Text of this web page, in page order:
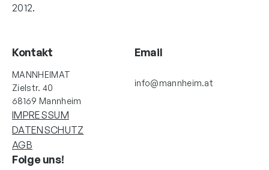
2012.
Kontakt
MANNHEIMAT
Zielstr. 40
68169 Mannheim
Email
info@mannheim.at
IMPRESSUM
DATENSCHUTZ
AGB
Folge uns!